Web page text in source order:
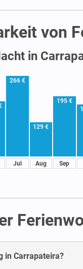
von
in
266 €
Jul
129 €
Aug
195 €
Sep
in Carrapateira?